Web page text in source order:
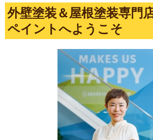
外壁塗装＆屋根塗装専門
ペイントへようこそ